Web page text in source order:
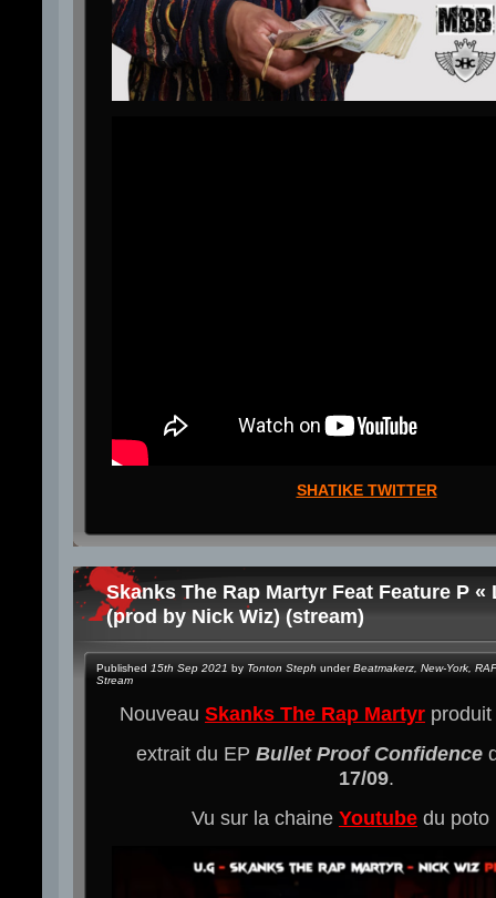
SHATIKE TWITTER
Skanks The Rap Martyr Feat Feature P
(prod by Nick Wiz) (stream)
Published 15th Sep 2021 by Tonton Steph underBeatmakerz New-York RAP
Stream
Nouveau Skanks The Rap Martyr
extrait du EP Bullet Proof Confidence
17/09.
Vu sur la chaine Youtube du poto